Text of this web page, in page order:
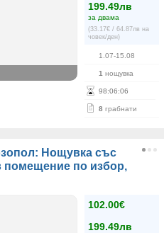
199.49лв
за двама
(33.17€ / 64.87лв на
човек/ден)
1.07-15.08
1 нощувка
98:06:06
8 грабнати
Нощувка със
помещение по избор,
102.00€
199.49лв